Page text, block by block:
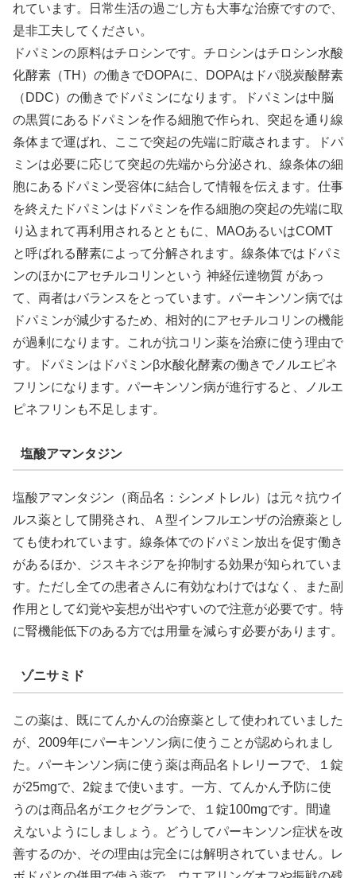
れています。日常生活の過ごし方も大事な治療ですので、
是非工夫してください。
ドパミンの原料はチロシンです。チロシンはチロシン水酸
化酵素（TH）の働きでDOPAに、DOPAはドパ脱炭酸酵素
（DDC）の働きでドパミンになります。ドパミンは中脳
の黒質にあるドパミンを作る細胞で作られ、突起を通り線
条体まで運ばれ、ここで突起の先端に貯蔵されます。ドパ
ミンは必要に応じて突起の先端から分泌され、線条体の細
胞にあるドパミン受容体に結合して情報を伝えます。仕事
を終えたドパミンはドパミンを作る細胞の突起の先端に取
り込まれて再利用されるとともに、MAOあるいはCOMT
と呼ばれる酵素によって分解されます。線条体ではドパミ
ンのほかにアセチルコリンという 神経伝達物質 があっ
て、両者はバランスをとっています。パーキンソン病では
ドパミンが減少するため、相対的にアセチルコリンの機能
が過剰になります。これが抗コリン薬を治療に使う理由で
す。ドパミンはドパミンβ水酸化酵素の働きでノルエピネ
フリンになります。パーキンソン病が進行すると、ノルエ
ピネフリンも不足します。
塩酸アマンタジン
塩酸アマンタジン（商品名：シンメトレル）は元々抗ウイ
ルス薬として開発され、Ａ型インフルエンザの治療薬とし
ても使われています。線条体でのドパミン放出を促す働き
があるほか、ジスキネジアを抑制する効果が知られていま
す。ただし全ての患者さんに有効なわけではなく、また副
作用として幻覚や妄想が出やすいので注意が必要です。特
に腎機能低下のある方では用量を減らす必要があります。
ゾニサミド
この薬は、既にてんかんの治療薬として使われていました
が、2009年にパーキンソン病に使うことが認められまし
た。パーキンソン病に使う薬は商品名トレリーフで、１錠
が25mgで、2錠まで使います。一方、てんかん予防に使
うのは商品名がエクセグランで、１錠100mgです。間違
えないようにしましょう。どうしてパーキンソン症状を改
善するのか、その理由は完全には解明されていません。レ